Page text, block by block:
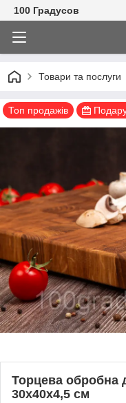
100 Градусов
Товари та послуги
Топ продажів
Торцева обробна
30х40х4,5 см